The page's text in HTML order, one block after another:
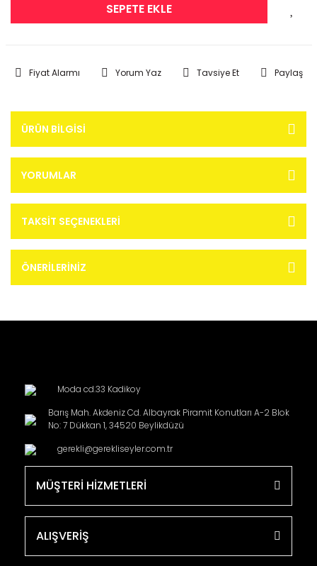
SEPETE EKLE
Fiyat Alarmı Yorum Yaz Tavsiye Et Paylaş
ÜRÜN BILGISI
YORUMLAR
TAKSIT SEÇENEKLERI
ÖNERILERINIZ
Moda cd.33 Kadikoy
Barış Mah. Akdeniz Cd. Albayrak Piramit Konutları A-2 Blok
No: 7 Dükkan 1, 34520 Beylikdüzü
gerekli@gerekliseyler.com.tr
MÜŞTERİ HİZMETLERİ
ALIŞVERİŞ